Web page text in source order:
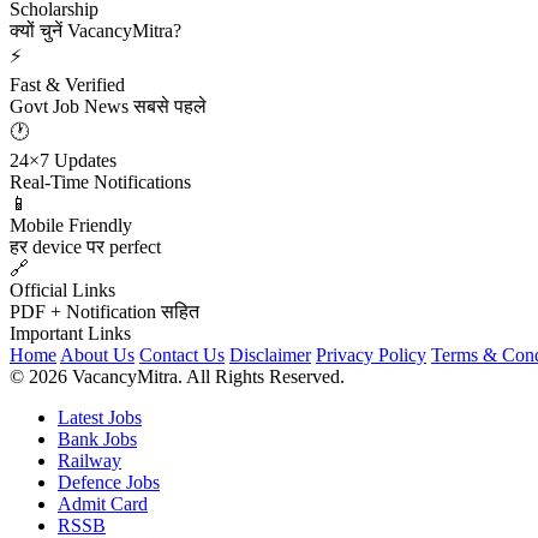
Scholarship
क्यों चुनें VacancyMitra?
⚡
Fast & Verified
Govt Job News सबसे पहले
🕐
24×7 Updates
Real-Time Notifications
📱
Mobile Friendly
हर device पर perfect
🔗
Official Links
PDF + Notification सहित
Important Links
Home About Us Contact Us Disclaimer Privacy Policy Terms &
© 2026 VacancyMitra. All Rights Reserved.
Latest Jobs
Bank Jobs
Railway
Defence Jobs
Admit Card
RSSB